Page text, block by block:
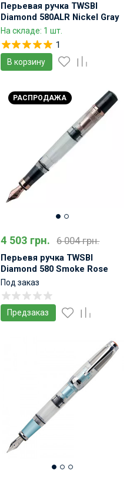
Перьевая ручка TWSBI
Diamond 580ALR Nickel Gray
Демонстратор
На складе: 1 шт.
1
В корзину
РАСПРОДАЖА
4 503 грн. 6 004 грн.
Перьевя ручка TWSBI
Diamond 580 Smoke Rose
Gold II демонстратор
Под заказ
Предзаказ